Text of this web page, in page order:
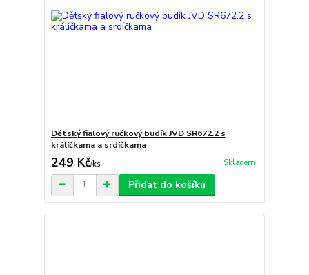
Dětský fialový ručkový budík JVD SR672.2 s
králíčkama a srdíčkama
249 Kč/ks Skladem
Přidat do košíku